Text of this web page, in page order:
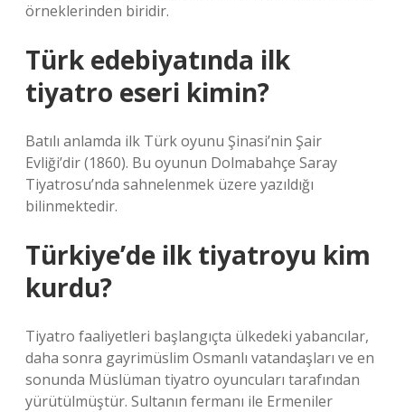
örneklerinden biridir.
Türk edebiyatında ilk
tiyatro eseri kimin?
Batılı anlamda ilk Türk oyunu Şinasi’nin Şair
Evliği’dir (1860). Bu oyunun Dolmabahçe Saray
Tiyatrosu’nda sahnelenmek üzere yazıldığı
bilinmektedir.
Türkiye’de ilk tiyatroyu kim
kurdu?
Tiyatro faaliyetleri başlangıçta ülkedeki yabancılar,
daha sonra gayrimüslim Osmanlı vatandaşları ve en
sonunda Müslüman tiyatro oyuncuları tarafından
yürütülmüştür. Sultanın fermanı ile Ermeniler